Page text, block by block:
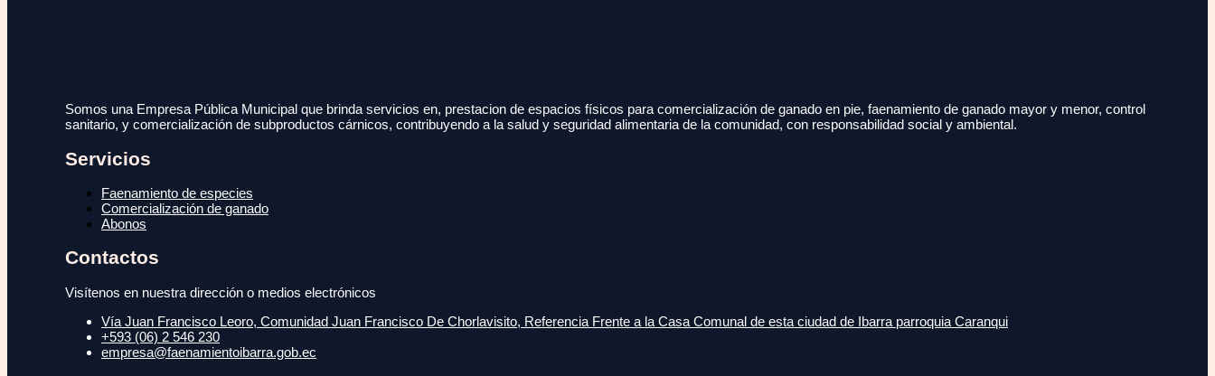
Somos una Empresa Pública Municipal que brinda servicios en, prestacion de espacios físicos para comercialización de ganado en pie, faenamiento de ganado mayor y menor, control
sanitario, y comercialización de subproductos cárnicos, contribuyendo a la salud y seguridad alimentaria de la comunidad, con responsabilidad social y ambiental.
Servicios
Faenamiento de especies
Comercialización de ganado
Abonos
Contactos
Visítenos en nuestra dirección o medios electrónicos
Vía Juan Francisco Leoro, Comunidad Juan Francisco De Chorlavisito, Referencia Frente a la Casa Comunal de esta ciudad de Ibarra parroquia Caranqui
+593 (06) 2 546 230
empresa@faenamientoibarra.gob.ec